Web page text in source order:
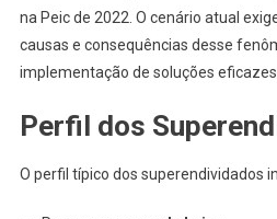
na Peic de 2022. O cenário atual
causas e consequências desse
implementação de soluções
Perfil dos
O perfil típico dos superendividados